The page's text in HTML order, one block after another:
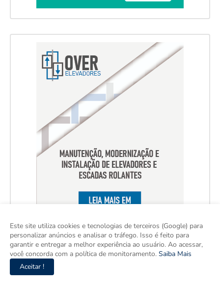
Este site utiliza cookies e tecnologias de terceiros (Google) para
personalizar anúncios e analisar o tráfego. Isso é feito para
garantir e entregar a melhor experiência ao usuário. Ao acessar,
você concorda com a política de monitoramento. Saiba Mais
Aceitar !